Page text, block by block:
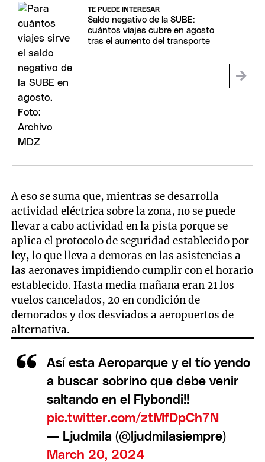
TE PUEDE INTERESAR
Saldo negativo de la SUBE:
cuántos viajes cubre en agosto
tras el aumento del transporte
A eso se suma que, mientras se desarrolla
actividad eléctrica sobre la zona, no se puede
llevar a cabo actividad en la pista porque se
aplica el protocolo de seguridad establecido por
ley, lo que lleva a demoras en las asistencias a
las aeronaves impidiendo cumplir con el horario
establecido. Hasta media mañana eran 21 los
vuelos cancelados, 20 en condición de
demorados y dos desviados a aeropuertos de
alternativa.
Así esta Aeroparque y el tío yendo
a buscar sobrino que debe venir
saltando en el Flybondi!!
pic.twitter.com/ztMfDpCh7N
— Ljudmila (@ljudmilasiempre)
March 20, 2024